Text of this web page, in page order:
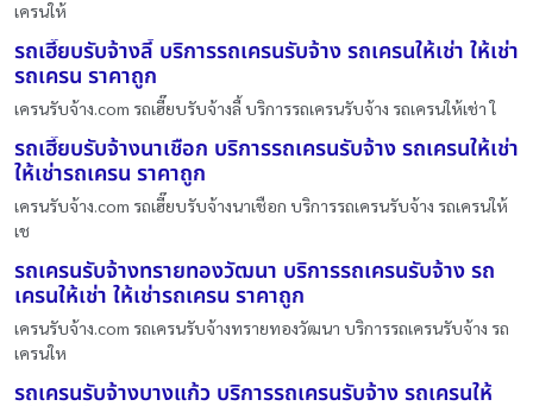
เครนให้
รถเฮี๊ยบรับจ้างลี้ บริการรถเครนรับจ้าง รถเครนให้เช่า ให้เช่า
รถเครน ราคาถูก
เครนรับจ้าง.com รถเฮี๊ยบรับจ้างลี้ บริการรถเครนรับจ้าง รถเครนให้เช่า ใ
รถเฮี๊ยบรับจ้างนาเชือก บริการรถเครนรับจ้าง รถเครนให้เช่า
ให้เช่ารถเครน ราคาถูก
เครนรับจ้าง.com รถเฮี๊ยบรับจ้างนาเชือก บริการรถเครนรับจ้าง รถเครนให้
เช
รถเครนรับจ้างทรายทองวัฒนา บริการรถเครนรับจ้าง รถ
เครนให้เช่า ให้เช่ารถเครน ราคาถูก
เครนรับจ้าง.com รถเครนรับจ้างทรายทองวัฒนา บริการรถเครนรับจ้าง รถ
เครนให
รถเครนรับจ้างบางแก้ว บริการรถเครนรับจ้าง รถเครนให้